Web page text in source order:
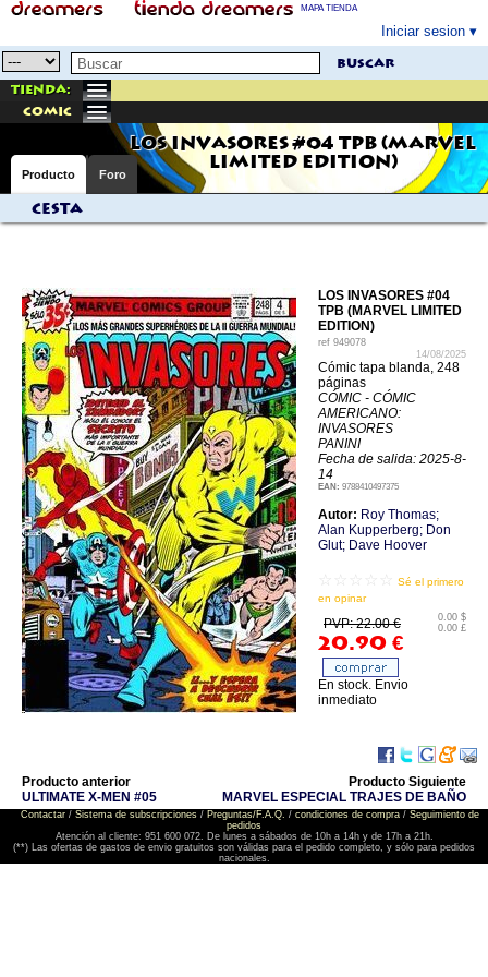
MAPA TIENDA
Iniciar sesion
buscar
Tienda:
comic
LOS INVASORES #04 TPB (MARVEL
LIMITED EDITION)
Producto Foro
Cesta
LOS INVASORES #04
TPB (MARVEL LIMITED
EDITION)
ref 949078
14/08/2025
Cómic tapa blanda, 248
páginas
CÓMIC - CÓMIC
AMERICANO:
INVASORES
PANINI
Fecha de salida: 2025-8-
14
EAN: 9788410497375
Autor: Roy Thomas;
Alan Kupperberg; Don
Glut; Dave Hoover
Sé el primero
en opinar
PVP: 22.00 €
20.90 €
0.00 $
0.00 £
En stock. Envio
inmediato
Producto anterior
ULTIMATE X-MEN #05
Producto Siguiente
MARVEL ESPECIAL TRAJES DE BAÑO
Contactar/ Sistema de subscripciones/ Preguntas/F.A.Q. / condiciones de compra/ Seguimiento de
pedidos
Atención al cliente: 951 600 072. De lunes a sábados de 10h a 14h y de 17h a 21h.
(**) Las ofertas de gastos de envio gratuitos son válidas para el pedido completo, y sólo para pedidos
nacionales.